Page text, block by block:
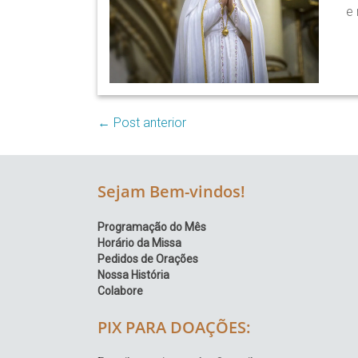
Região
Episcopal
Sé
Retiro
e
← Post anterior
Sejam Bem-vindos!
Programação do Mês
Horário da Missa
Pedidos de Orações
Nossa História
Colabore
PIX PARA DOAÇÕES: